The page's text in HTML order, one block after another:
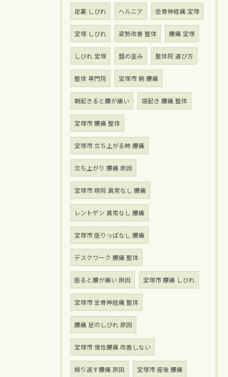
足裏 しびれ ヘルニア 坐骨神経痛 宝塚
宝塚 しびれ 姿勢改善 整体 腰痛 宝塚
しびれ 宝塚 盤の歪み 整体院 選び方
整体 専門院 宝塚市 朝 腰痛
朝起きると腰が痛い 寝起き 腰痛 整体
宝塚市 腰痛 整体
宝塚市 立ち上がる時 腰痛
立ち上がり 腰痛 原因
宝塚市 病院 異常なし 腰痛
レントゲン 異常なし 腰痛
宝塚市 座りっぱなし 腰痛
デスクワーク 腰痛 整体
座ると腰が痛い 原因 宝塚市 腰痛 しびれ
宝塚市 坐骨神経痛 整体
腰痛 足のしびれ 原因
宝塚市 慢性腰痛 改善しない
繰り返す腰痛 原因 宝塚市 産後 腰痛